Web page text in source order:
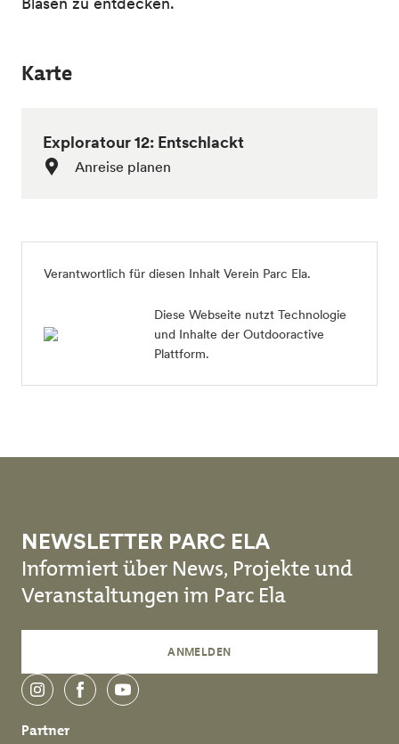
Karte
Exploratour 12: Entschlackt
Anreise planen
Verantwortlich für diesen Inhalt Verein Parc Ela.
Diese Webseite nutzt Technologie
und Inhalte der Outdooractive
Plattform.
NEWSLETTER PARC ELA
Informiert über News, Projekte und
Veranstaltungen im Parc Ela
ANMELDEN
instagramfacebookyoutube
Partner